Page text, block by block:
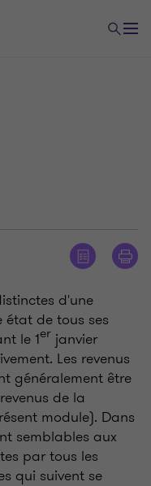
d'une
état de tous ses
le 1er janvier
Les revenus
généralement être
de la
module). Dans
semblables aux
par tous les
qui suivent se